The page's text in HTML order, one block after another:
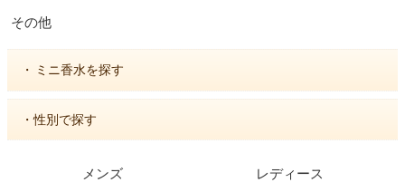
その他
・ ミニ香水を探す
・性別で探す
メンズ レディース